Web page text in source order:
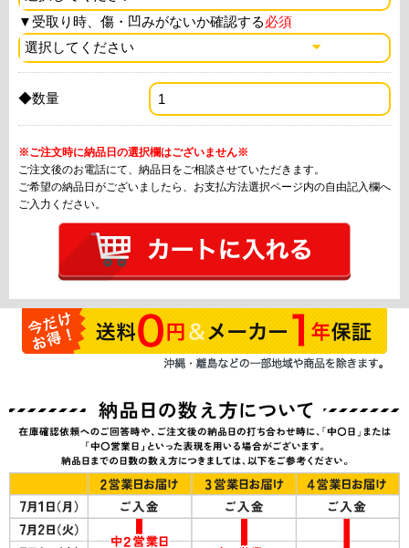
▼ 受取り時、傷・凹みがないか確認する必須
◆数量
※ご注文時に納品日の選択欄はございません※
ご注文後のお電話にて、納品日をご相談させていただきます。
ご希望の納品日がございましたら、お支払方法選択ページ内の自由記入欄へ
ご入力ください。